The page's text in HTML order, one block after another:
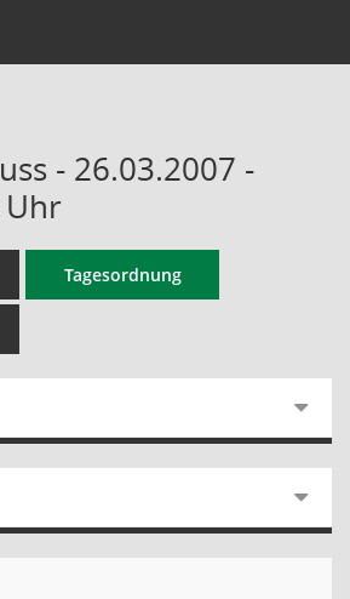
- 26.03.2007 -
Uhr
Tagesordnung